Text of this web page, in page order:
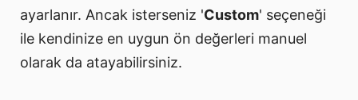
ayarlanır. Ancak isterseniz 'Custom' seçeneği
ile kendinize en uygun ön değerleri manuel
olarak da atayabilirsiniz.